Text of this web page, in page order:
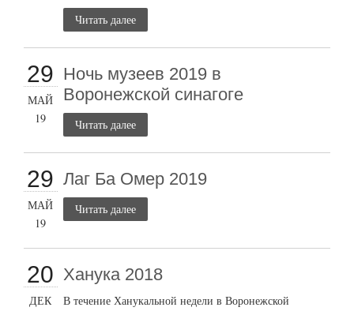
Читать далее
29
МАЙ
19
Ночь музеев 2019 в
Воронежской синагоге
Читать далее
29
МАЙ
19
Лаг Ба Омер 2019
Читать далее
20
ДЕК
Ханука 2018
В течение Ханукальной недели в Воронежской